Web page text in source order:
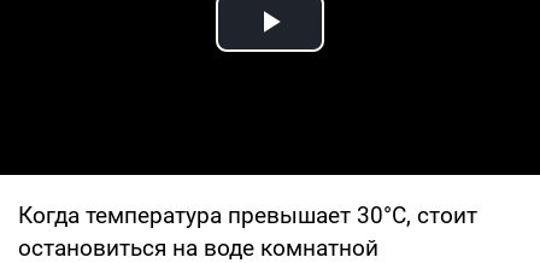
Play Video
Когда температура превышает 30°C, стоит
остановиться на воде комнатной